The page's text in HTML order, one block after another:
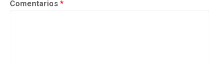
Comentarios *